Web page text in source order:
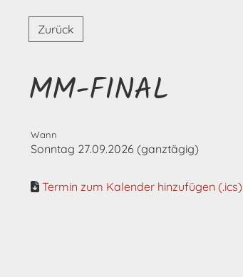
Zurück
MM-FINAL
Wann
Sonntag 27.09.2026 (ganztägig)
Termin zum Kalender hinzufügen (.ics)